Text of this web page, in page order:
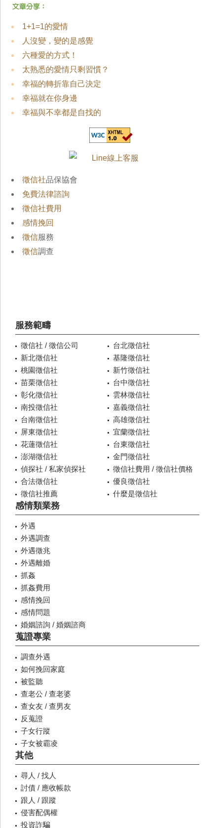
1+1=1的愛情
人沒變，變的是感覺
六種愛的方式！
太熟悉的愛情只剩習慣？
幸福的轉折靠自己決定
幸福就在你身邊
幸福與不幸都是自找的
徵信社品保協會
免費法律諮詢
徵信社費用
感情挽回
徵信服務
徵信調查
服務範疇
徵信社 / 徵信公司
台北徵信社
新北徵信社
基隆徵信社
桃園徵信社
新竹徵信社
苗栗徵信社
台中徵信社
彰化徵信社
雲林徵信社
南投徵信社
嘉義徵信社
台南徵信社
高雄徵信社
屏東徵信社
宜蘭徵信社
花蓮徵信社
台東徵信社
澎湖徵信社
金門徵信社
偵探社 / 私家偵探社
徵信社費用 / 徵信社價格
合法徵信社
優良徵信社
徵信社推薦
什麼是徵信社
感情類業務
外遇
外遇調查
外遇徵兆
外遇離婚
抓姦
抓姦費用
感情挽回
感情問題
婚姻諮詢 / 婚姻諮商
蒐證專業
調查外遇
如何挽回家庭
被監聽
查老公 / 查老婆
查女友 / 查男友
反蒐證
子女行蹤
子女被霸凌
其他
尋人 / 找人
討債 / 應收帳款
跟人 / 跟蹤
侵害配偶權
投資詐騙